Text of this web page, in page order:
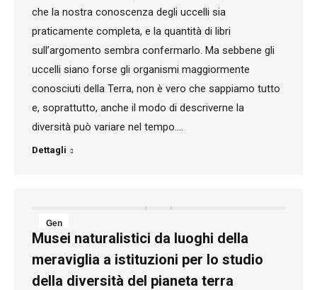
che la nostra conoscenza degli uccelli sia
praticamente completa, e la quantità di libri
sull’argomento sembra confermarlo. Ma sebbene gli
uccelli siano forse gli organismi maggiormente
conosciuti della Terra, non è vero che sappiamo tutto
e, soprattutto, anche il modo di descriverne la
diversità può variare nel tempo.…
Dettagli
Gen
31
2024
Musei naturalistici da luoghi della
meraviglia a istituzioni per lo studio
della diversità del pianeta terra